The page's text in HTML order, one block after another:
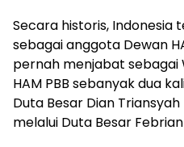
Secara historis, Indonesia
sebagai anggota Dewan
pernah menjabat sebagai
HAM PBB sebanyak dua
Duta Besar Dian
melalui Duta Besar